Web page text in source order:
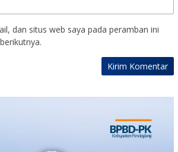
dan situs web saya pada peramban ini